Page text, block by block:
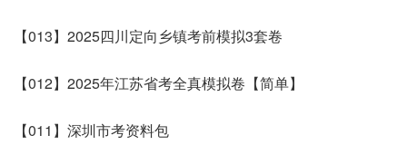
【013】2025四川定向乡镇考前模拟3套卷
【012】2025年江苏省考全真模拟卷【简单】
【011】深圳市考资料包